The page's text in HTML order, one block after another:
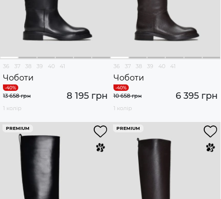
36 37 38 39 40 41
Чоботи
8 195 грн
13 658 грн
1 колір
36 37 38 39 40 41
Чоботи
6 395 грн
10 658 грн
1 колір
PREMIUM PREMIUM